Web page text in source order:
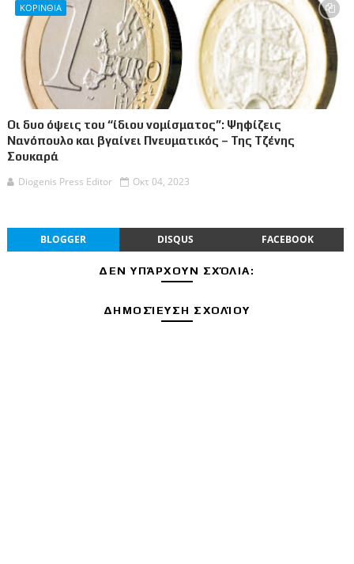
ΚΟΡΙΝΘΙΑ
Οι δυο όψεις του “ίδιου νομίσματος”: Ψηφίζεις
Νανόπουλο και βγαίνει Πνευματικός – Της Τζένης
Σουκαρά
Diogenis Press Editor
Οκτ 04, 2023
BLOGGER DISQUS FACEBOOK
ΔΕΝ ΥΠΆΡΧΟΥΝ ΣΧΌΛΙΑ:
ΔΗΜΟΣΊΕΥΣΗ ΣΧΟΛΊΟΥ